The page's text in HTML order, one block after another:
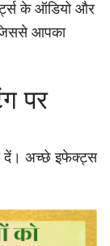
के ऑडियो और
आपका
पर
दें। अच्छे इफेक्ट्स